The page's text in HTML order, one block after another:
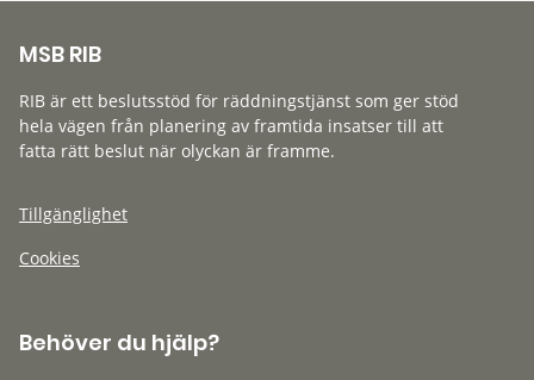
MSB RIB
RIB är ett beslutsstöd för räddningstjänst som ger stöd
hela vägen från planering av framtida insatser till att
fatta rätt beslut när olyckan är framme.
Tillgänglighet
Cookies
Behöver du hjälp?